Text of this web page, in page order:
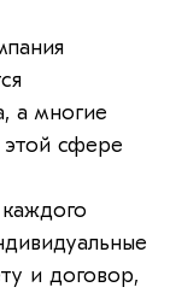
а многие
сфере
и договор,